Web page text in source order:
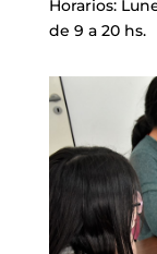
Horarios:
de 9 a 20 hs.